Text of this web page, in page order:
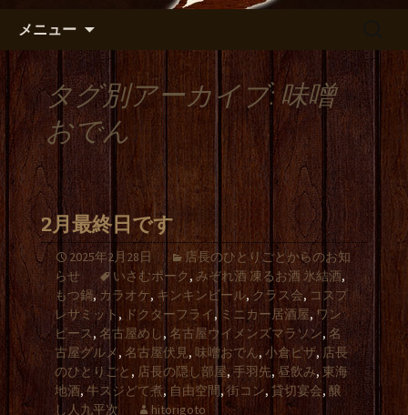
メニュー
タグ別アーカイブ: 味噌
おでん
2月最終日です
2025年2月28日
店長のひとりごとからのお知
らせ
いさむポーク, みぞれ酒 凍るお酒 氷結酒,
もつ鍋, カラオケ, キンキンビール, クラス会,コスプ
レサミット , ドクターフライ, ミニカー居酒屋,ワン
ピース,名古屋めし, 名古屋ウイメンズマラソン,名
古屋グルメ , 名古屋伏見, 味噌おでん, 小倉ピザ, 店長
のひとりごと , 店長の隠し部屋,手羽先, 昼飲み, 東海
地酒, 牛スジどて煮, 自由空間,街コン, 貸切宴会, 醸
し人九平次
hitorigoto